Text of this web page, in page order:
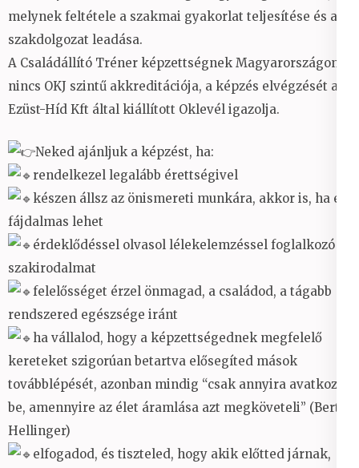
melynek feltétele a szakmai gyakorlat teljesítése és a
szakdolgozat leadása.
A Családállító Tréner képzettségnek Magyarországon
nincs OKJ szintű akkreditációja, a képzés elvégzését az
Ezüst-Híd Kft által kiállított Oklevél igazolja.
Neked ajánljuk a képzést, ha:
rendelkezel legalább érettségivel
készen állsz az önismereti munkára, akkor is, ha ez
fájdalmas lehet
érdeklődéssel olvasol lélekelemzéssel foglalkozó
szakirodalmat
felelősséget érzel önmagad, a családod, a tágabb
rendszered egészsége iránt
ha vállalod, hogy a képzettségednek megfelelő
kereteket szigorúan betartva elősegíted mások
továbblépését, azonban mindig “csak annyira avatkozol
be, amennyire az élet áramlása azt megköveteli” (Bert
Hellinger)
elfogadod, és tiszteled, hogy akik előtted járnak,